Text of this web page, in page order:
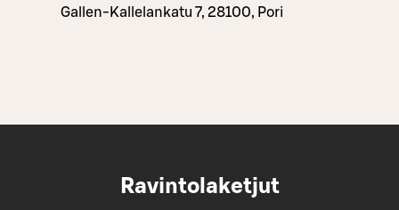
Gallen-Kallelankatu 7, 28100, Pori
Ravintolaketjut